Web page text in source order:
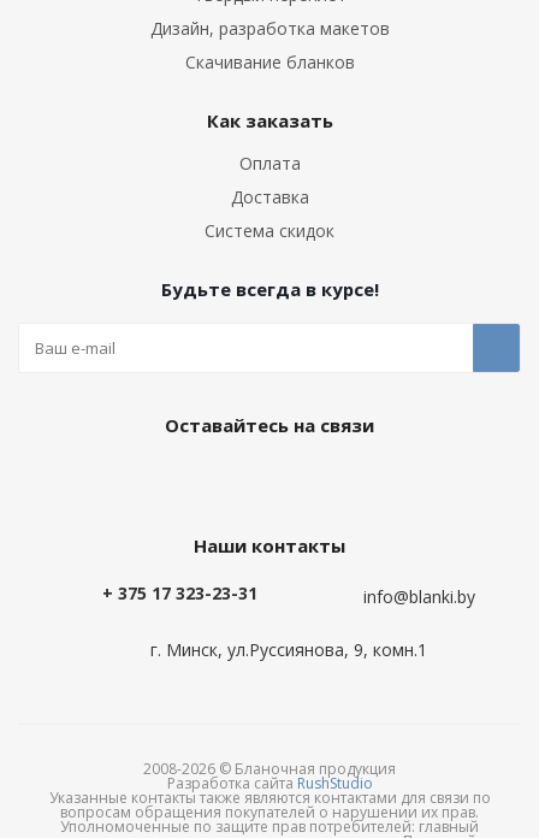
Дизайн, разработка макетов
Скачивание бланков
Как заказать
Оплата
Доставка
Система скидок
Будьте всегда в курсе!
Оставайтесь на связи
Наши контакты
+ 375 17 323-23-31 info@blanki.by
г. Минск, ул.Руссиянова, 9, комн.1
2008-2026 © Бланочная продукция
Разработка сайта RushStudio
Указанные контакты также являются контактами для связи по
вопросам обращения покупателей о нарушении их прав.
Уполномоченные по защите прав потребителей: главный